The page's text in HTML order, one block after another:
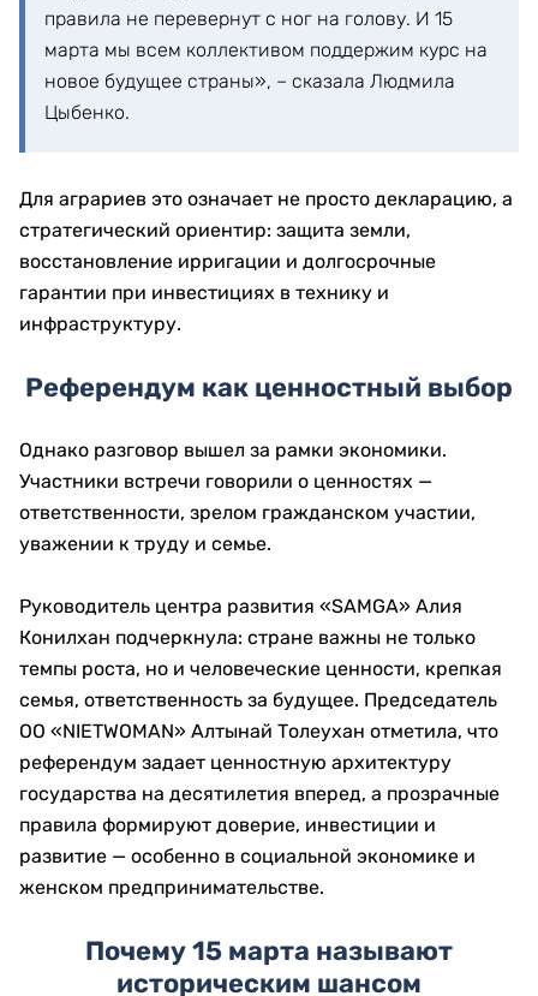
правила не перевернут с ног на голову. И 15
марта мы всем коллективом поддержим курс на
новое будущее страны», – сказала Людмила
Цыбенко.
Для аграриев это означает не просто декларацию, а
стратегический ориентир: защита земли,
восстановление ирригации и долгосрочные
гарантии при инвестициях в технику и
инфраструктуру.
Референдум как ценностный выбор
Однако разговор вышел за рамки экономики.
Участники встречи говорили о ценностях —
ответственности, зрелом гражданском участии,
уважении к труду и семье.
Руководитель центра развития «SAMGA» Алия
Конилхан подчеркнула: стране важны не только
темпы роста, но и человеческие ценности, крепкая
семья, ответственность за будущее. Председатель
ОО «NIETWOMAN» Алтынай Толеухан отметила, что
референдум задает ценностную архитектуру
государства на десятилетия вперед, а прозрачные
правила формируют доверие, инвестиции и
развитие — особенно в социальной экономике и
женском предпринимательстве.
Почему 15 марта называют
историческим шансом